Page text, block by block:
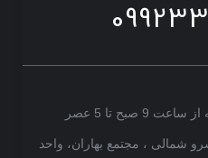
صبح تا 5 عصر
شمالی ، مجتمع بهاران، واحد